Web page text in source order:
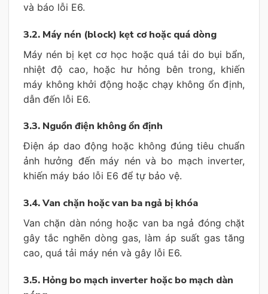
và báo lỗi E6.
3.2. Máy nén (block) kẹt cơ hoặc quá dòng
Máy nén bị kẹt cơ học hoặc quá tải do bụi bẩn,
nhiệt độ cao, hoặc hư hỏng bên trong, khiến
máy không khởi động hoặc chạy không ổn định,
dẫn đến lỗi E6.
3.3. Nguồn điện không ổn định
Điện áp dao động hoặc không đúng tiêu chuẩn
ảnh hưởng đến máy nén và bo mạch inverter,
khiến máy báo lỗi E6 để tự bảo vệ.
3.4. Van chặn hoặc van ba ngả bị khóa
Van chặn dàn nóng hoặc van ba ngả đóng chặt
gây tắc nghẽn dòng gas, làm áp suất gas tăng
cao, quá tải máy nén và gây lỗi E6.
3.5. Hỏng bo mạch inverter hoặc bo mạch dàn